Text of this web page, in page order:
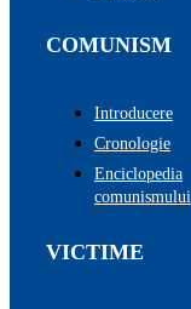
COMUNISM
Introducere
Cronologie
Enciclopedia
comunismului
VICTIME